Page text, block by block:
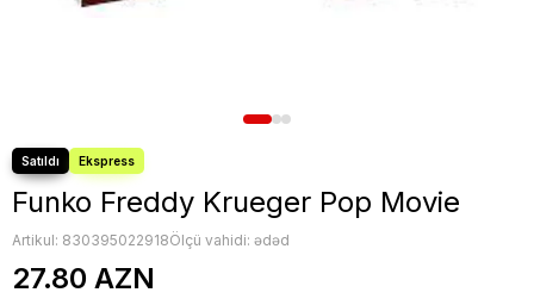
Funko Freddy Krueger Pop Movie
Artikul: 830395022918Ölçü vahidi: ədəd
27.80 AZN